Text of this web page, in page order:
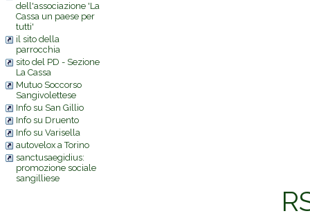
dell'associazione 'La
Cassa un paese per
tutti'
il sito della
parrocchia
sito del PD - Sezione
La Cassa
Mutuo Soccorso
Sangivolettese
Info su San Gillio
Info su Druento
Info su Varisella
autovelox a Torino
sanctusaegidius:
promozione sociale
sangilliese